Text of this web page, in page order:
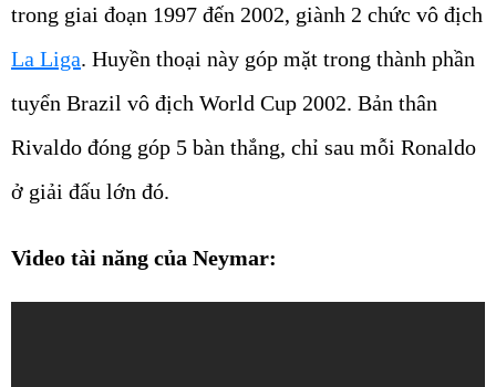
trong giai đoạn 1997 đến 2002, giành 2 chức vô địch
La Liga. Huyền thoại này góp mặt trong thành phần
tuyển Brazil vô địch World Cup 2002. Bản thân
Rivaldo đóng góp 5 bàn thắng, chỉ sau mỗi Ronaldo
ở giải đấu lớn đó.
Video tài năng của Neymar: